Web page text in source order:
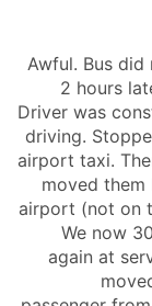
Awful. Bus
2 hours
Driver was
driving.
airport taxi.
moved
airport (not on
We now
again at